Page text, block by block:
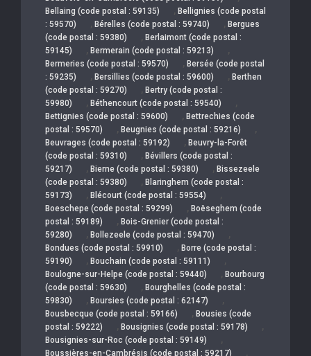
Bellaing (code postal : 59135) , Bellignies (code postal
: 59570)
, Bérelles (code postal : 59740) , Bergues
(code postal : 59380)
, Berlaimont (code postal :
59145)
, Bermerain (code postal : 59213) ,
Bermeries (code postal : 59570) , Bersée (code postal
: 59235)
, Bersillies (code postal : 59600) , Berthen
(code postal : 59270)
, Bertry (code postal :
59980)
, Béthencourt (code postal : 59540) ,
Bettignies (code postal : 59600) , Bettrechies (code
postal : 59570)
, Beugnies (code postal : 59216) ,
Beuvrages (code postal : 59192) , Beuvry-la-Forêt
(code postal : 59310)
, Bévillers (code postal :
59217)
, Bierne (code postal : 59380) , Bissezeele
(code postal : 59380)
, Blaringhem (code postal :
59173)
, Blécourt (code postal : 59554) ,
Boeschepe (code postal : 59299) , Boëseghem (code
postal : 59189)
, Bois-Grenier (code postal :
59280)
, Bollezeele (code postal : 59470) ,
Bondues (code postal : 59910) , Borre (code postal :
59190)
, Bouchain (code postal : 59111) ,
Boulogne-sur-Helpe (code postal : 59440) , Bourbourg
(code postal : 59630)
, Bourghelles (code postal :
59830)
, Boursies (code postal : 62147) ,
Bousbecque (code postal : 59166) , Bousies (code
postal : 59222)
, Bousignies (code postal : 59178) ,
Bousignies-sur-Roc (code postal : 59149) ,
Boussières-en-Cambrésis (code postal : 59217) ,